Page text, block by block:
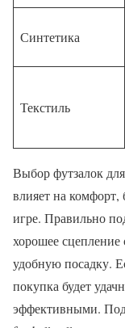
Синтетика
Текстиль
Выбор футзалок
влияет на комфорт,
игре. Правильно
хорошее
удобную посадку.
покупка будет
эффективными.